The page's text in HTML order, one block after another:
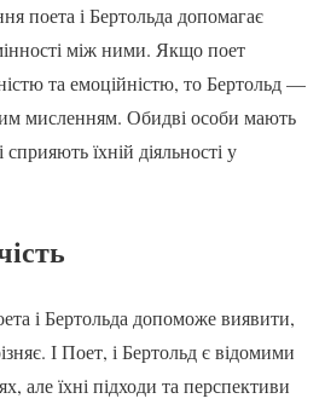
поета і Бертольда допомагає
між ними. Якщо поет
та емоційністю, то Бертольд —
мисленням. Обидві особи мають
сприяють їхній діяльності у
і Бертольда допоможе виявити,
І Поет, і Бертольд є відомими
але їхні підходи та перспективи